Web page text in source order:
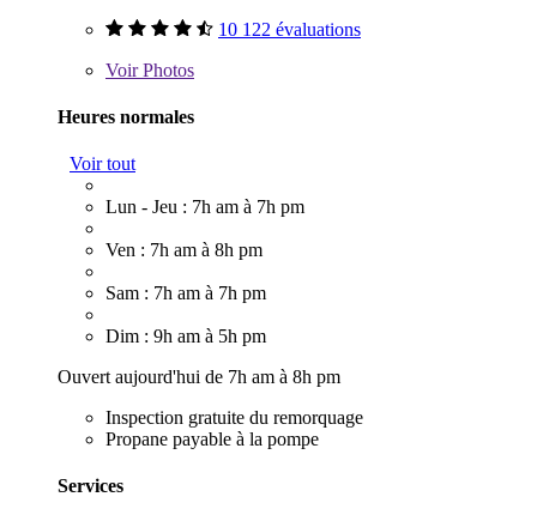
10 122 évaluations
VoirPhotos
Heures normales
Voir tout
Lun - Jeu : 7h am à 7h pm
Ven : 7h am à 8h pm
Sam : 7h am à 7h pm
Dim : 9h am à 5h pm
Ouvert aujourd'hui de 7h am à 8h pm
Inspection gratuite du remorquage
Propane payable à la pompe
Services